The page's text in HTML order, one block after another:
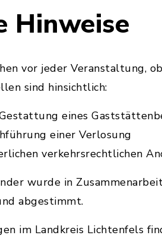
Hinweise
vor jeder Veranstaltung,
sind hinsichtlich:
eines
einer Verlosung
verkehrsrechtlichen
wurde in
abgestimmt.
im Landkreis Lichtenfels